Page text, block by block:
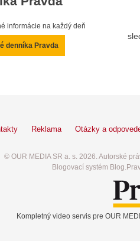
informácie na každý deň
denníka Pravda
Reklama Otázky a
© OUR MEDIA SR a. s. 2026. Autorské
Blogovací systém
Kompletný video servis pre OUR